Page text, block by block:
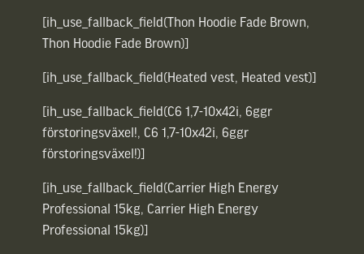
[ih_use_fallback_field(Thon Hoodie Fade Brown,
Thon Hoodie Fade Brown)]
[ih_use_fallback_field(Heated vest, Heated vest)]
[ih_use_fallback_field(C6 1,7-10x42i, 6ggr
förstoringsväxel!, C6 1,7-10x42i, 6ggr
förstoringsväxel!)]
[ih_use_fallback_field(Carrier High Energy
Professional 15kg, Carrier High Energy
Professional 15kg)]